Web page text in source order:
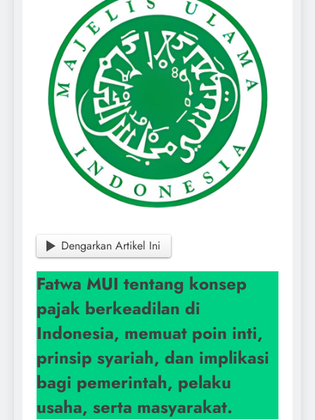
Dengarkan Artikel Ini
Fatwa MUI tentang konsep
pajak berkeadilan di
Indonesia, memuat poin inti,
prinsip syariah, dan implikasi
bagi pemerintah, pelaku
usaha, serta masyarakat.